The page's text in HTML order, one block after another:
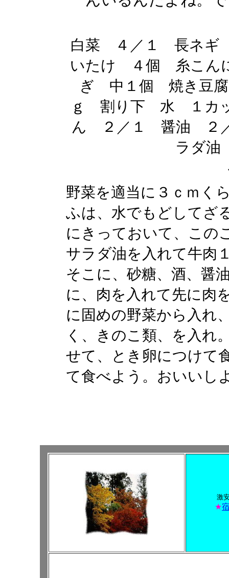
白菜 ４／１ 長ネ
いたけ ４個 糸こ
ぎ 中１個 焼き豆
ｇ 割り下 水 １カ
ん ２／１ 醤油 ２
ラダ
野菜を適当に３ｃｍく
ふは、水でもどしてざ
にきっておいて、この
サラダ油を入れて牛肉
そこに、砂糖、酒、醤
に、肉を入れて先に肉
に固めの野菜から入れ
く、きのこ類、を入れ
せて、とき卵につけて
て食べよう。おいいし
激
★